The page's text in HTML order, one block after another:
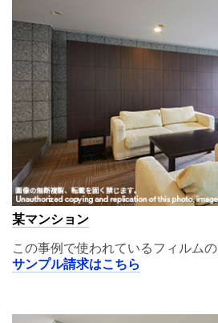
某マンション
この事例で使われているフィルムの
サンプル請求はこちら